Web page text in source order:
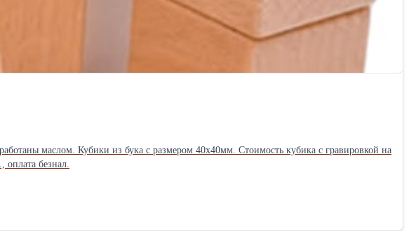
маслом. Кубики из бука с размером 40х40мм. Стоимость кубика с гравировкой на
безнал.